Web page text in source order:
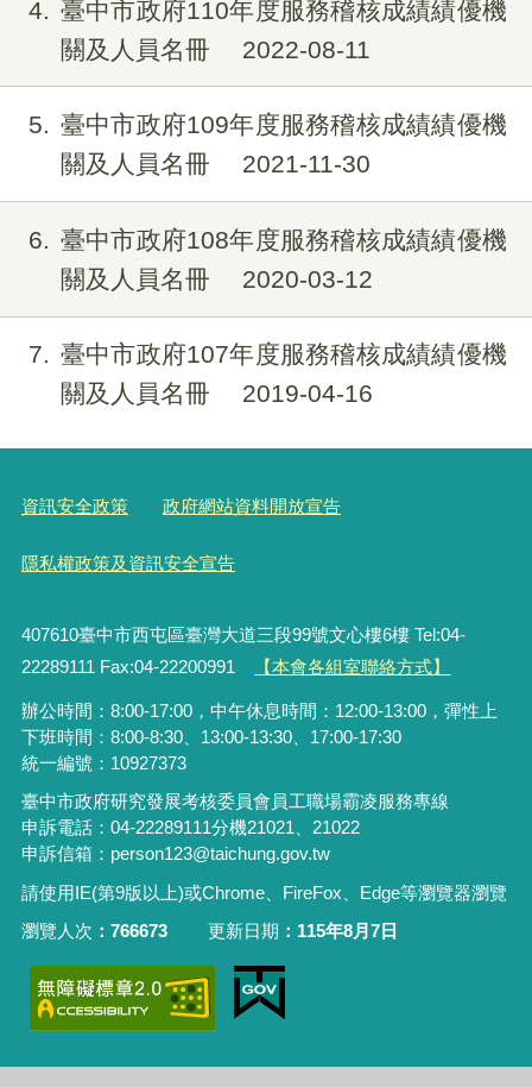
4
臺中市政府110年度服務稽核成績績優機
關及人員名冊
2022-08-11
5
臺中市政府109年度服務稽核成績績優機
關及人員名冊
2021-11-30
6
臺中市政府108年度服務稽核成績績優機
關及人員名冊
2020-03-12
7
臺中市政府107年度服務稽核成績績優機
關及人員名冊
2019-04-16
資訊安全政策 政府網站資料開放宣告
隱私權政策及資訊安全宣告
407610臺中市西屯區臺灣大道三段99號文心樓6樓 Tel:04-
22289111 Fax:04-22200991
【本會各組室聯絡方式】
辦公時間：8:00-17:00，中午休息時間：12:00-13:00，彈性上
下班時間：8:00-8:30、13:00-13:30、17:00-17:30
統一編號：10927373
臺中市政府研究發展考核委員會員工職場霸凌服務專線
申訴電話：04-22289111分機21021、21022
申訴信箱：person123@taichung.gov.tw
請使用IE(第9版以上)或Chrome、FireFox、Edge等瀏覽器瀏覽
瀏覽人次
766673 更新日期 115年8月7日